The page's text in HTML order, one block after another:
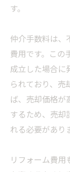
す。
仲介手数料は、
費用です。この
成立した場合に
られており、売
ば、売却価格が
するため、売却
れる必要があり
リフォーム費